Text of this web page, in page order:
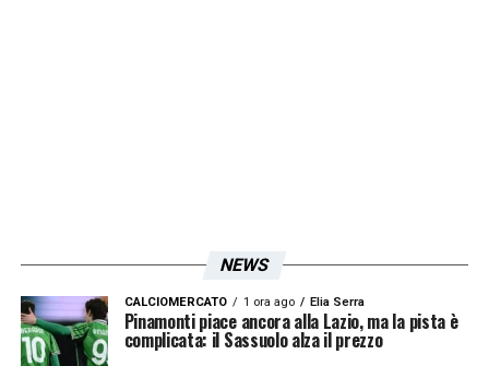
NEWS
CALCIOMERCATO 1 ora ago Elia Serra
Pinamonti piace ancora alla Lazio, ma la pista è
complicata: il Sassuolo alza il prezzo